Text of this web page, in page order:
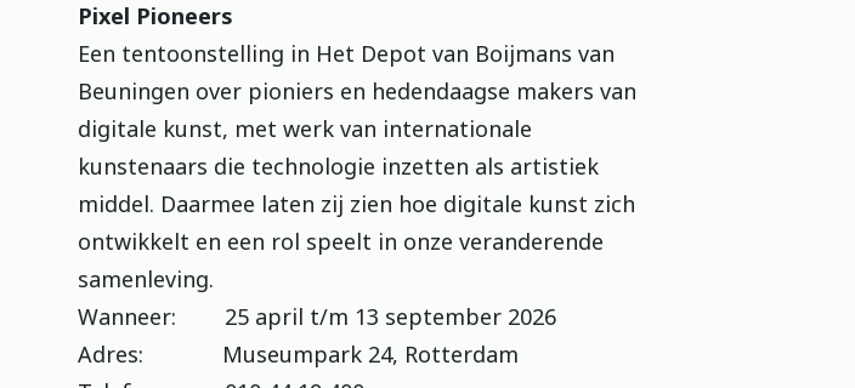
Pixel Pioneers
Een tentoonstelling in Het Depot van Boijmans van
Beuningen over pioniers en hedendaagse makers van
digitale kunst, met werk van internationale
kunstenaars die technologie inzetten als artistiek
middel. Daarmee laten zij zien hoe digitale kunst zich
ontwikkelt en een rol speelt in onze veranderende
samenleving.
Wanneer: 25 april t/m 13 september 2026
Adres: Museumpark 24, Rotterdam